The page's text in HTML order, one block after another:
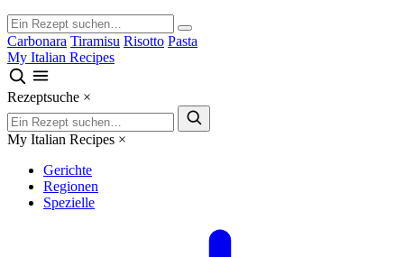
Carbonara Tiramisu Risotto Pasta
My Italian Recipes
Rezeptsuche ×
My Italian Recipes ×
Gerichte
Regionen
Spezielle